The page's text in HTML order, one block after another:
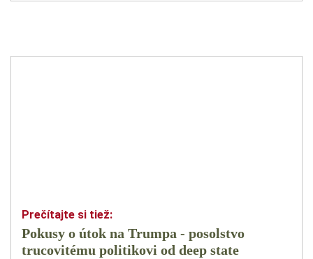
Pokusy o útok na Trumpa - posolstvo
trucovitému politikovi od deep state